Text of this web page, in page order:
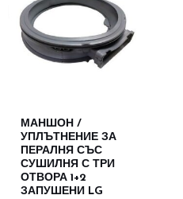
МАНШОН /
УПЛЪТНЕНИЕ ЗА
ПЕРАЛНЯ СЪС
СУШИЛНЯ С ТРИ
ОТВОРА 1+2
ЗАПУШЕНИ LG